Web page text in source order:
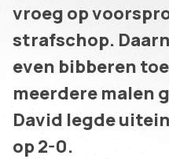
vroeg op
strafschop.
even bibberen
meerdere malen
David legde
op 2-0.